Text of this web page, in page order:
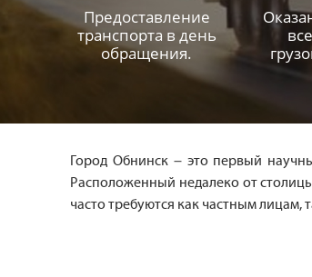
Предоставление
транспорта в день
обращения.
Город Обнинск – это первый
Расположенный недалеко от
часто требуются как частным